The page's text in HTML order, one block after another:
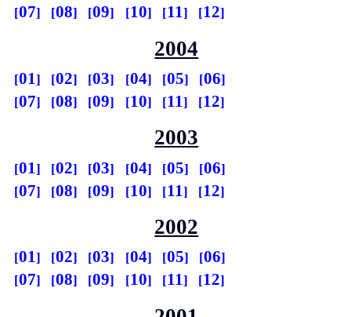
07
08 09 10 11 12
2004
01 02 03 04 05
06
07
08 09 10 11 12
2003
01 02 03 04 05
06
07
08 09 10 11 12
2002
01 02 03 04 05
06
07
08 09 10 11 12